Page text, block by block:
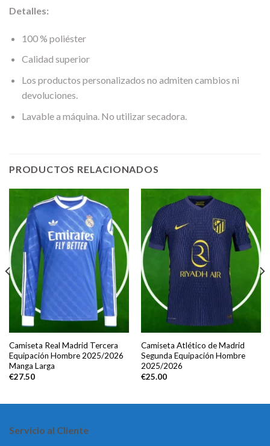
Detalles:
100 % poliéster
Calidad superior
Los productos personalizados no admiten cambios ni
devoluciones.
Lavable a máquina. No utilizar secadora.
PRODUCTOS RELACIONADOS
Camiseta Real Madrid Tercera
Equipación Hombre 2025/2026
Manga Larga
€27.50
Camiseta Atlético de Madrid
Segunda Equipación Hombre
2025/2026
€25.00
Servicio al Cliente